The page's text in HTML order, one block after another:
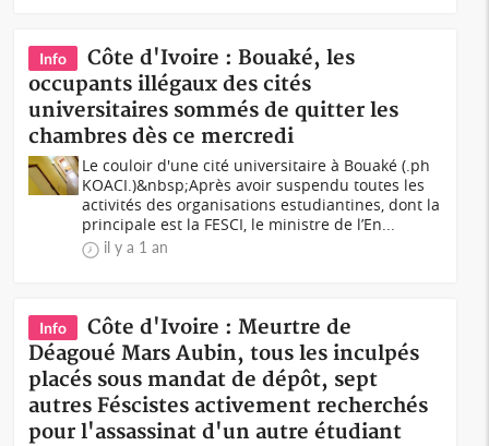
Info
Côte d'Ivoire : Bouaké, les
occupants illégaux des cités
universitaires sommés de quitter les
chambres dès ce mercredi
Le couloir d'une cité universitaire à Bouaké (.ph
KOACI.)&nbsp;Après avoir suspendu toutes les
activités des organisations estudiantines, dont la
principale est la FESCI, le ministre de l’En...
il y a 1 an
Info
Côte d'Ivoire : Meurtre de
Déagoué Mars Aubin, tous les inculpés
placés sous mandat de dépôt, sept
autres Féscistes activement recherchés
pour l'assassinat d'un autre étudiant